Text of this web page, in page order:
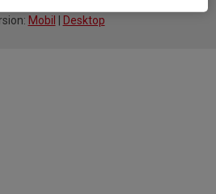
Mobil Desktop